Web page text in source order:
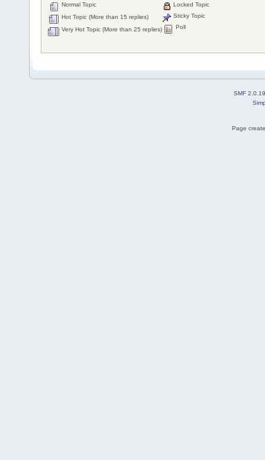
Normal Topic
Hot Topic (More than 15 replies)
Very Hot Topic (More than 25 replies)
Locked Topic
Sticky Topic
Poll
SMF 2.0.19
Page